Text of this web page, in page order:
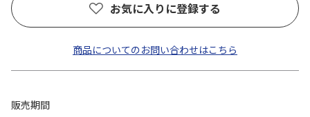
お気に入りに登録する
商品についてのお問い合わせはこちら
販売期間